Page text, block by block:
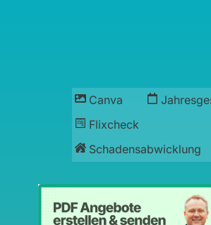
Canva
Flixcheck
Schadensabwicklung